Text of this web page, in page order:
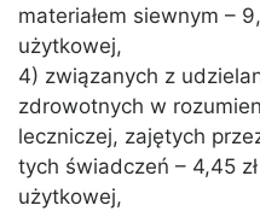
materiałem siewnym –
użytkowej,
4) związanych z
zdrowotnych w
leczniczej, zajętych
tych świadczeń – 4,45
użytkowej,